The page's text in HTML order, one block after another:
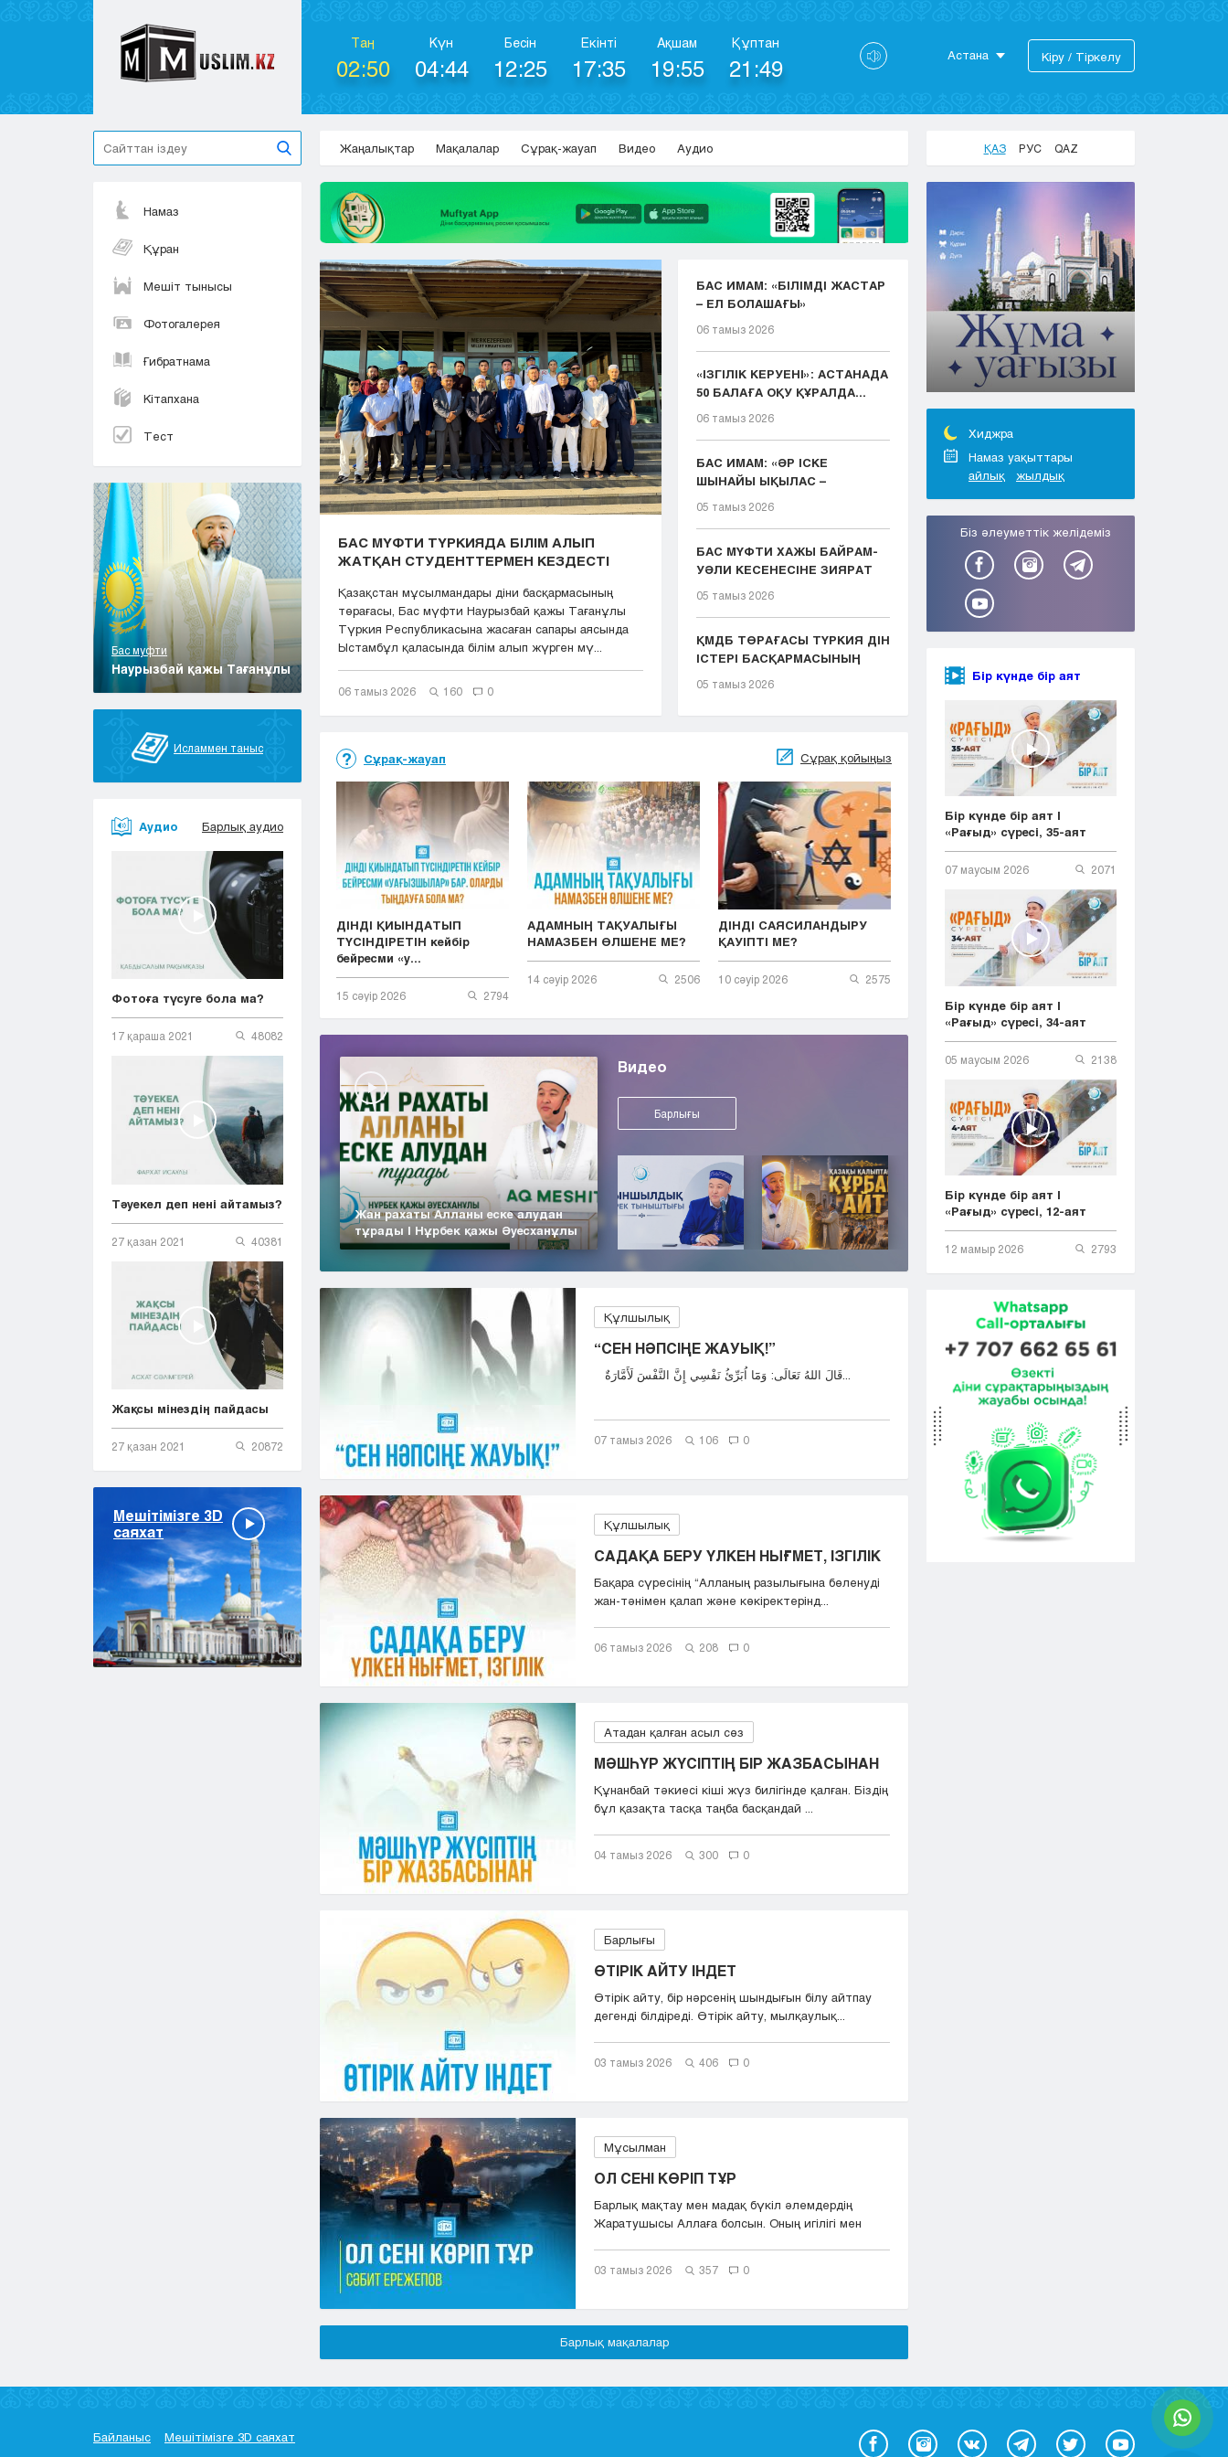
Таң
02:50
Күн
04:44
Бесін
12:25
Екінті
17:35
Ақшам
19:55
Құптан
21:49 Астана
Актобе
Караганда
Кокшетау
Костанай
Кызылорда
Павлодар
Петропавловск
Семей
Талдыкорган
Тараз
Туркестан
Уральск
Усть-Каменогорск
Шымкент
Кіру / Тіркелу
Жаңалықтар Мақалалар Сұрақ-жауап Видео Аудио ҚАЗ РУС QAZ
Намаз
Құран
Мешіт тынысы
Фотогалерея
Ғибратнама
Кітапхана
Тест
Бас муфти
Наурызбай қажы Тағанұлы
Исламмен таныс
Аудио Барлық аудио
Фотоға түсуге бола ма?
17 қараша 2021 48082
Тәуекел деп нені айтамыз?
27 қазан 2021 40381
Жақсы мінездің пайдасы
27 қазан 2021 20872
Мешітімізге 3D
саяхат
БАС МҮФТИ ТҮРКИЯДА БІЛІМ АЛЫП
ЖАТҚАН СТУДЕНТТЕРМЕН КЕЗДЕСТІ
Қазақстан мұсылмандары діни басқармасының
төрағасы, Бас мүфти Наурызбай қажы Тағанұлы
Түркия Республикасына жасаған сапары аясында
Ыстамбұл қаласында білім алып жүрген мү...
06 тамыз 2026 160 0
БАС ИМАМ: «БІЛІМДІ ЖАСТАР
– ЕЛ БОЛАШАҒЫ»
06 тамыз 2026
«ІЗГІЛІК КЕРУЕНІ»: АСТАНАДА
50 БАЛАҒА ОҚУ ҚҰРАЛДА...
06 тамыз 2026
БАС ИМАМ: «ӘР ІСКЕ
ШЫНАЙЫ ЫҚЫЛАС –
ҚЫЗМЕТІМІЗДІҢ ...
05 тамыз 2026
БАС МҮФТИ ХАЖЫ БАЙРАМ-
УӘЛИ КЕСЕНЕСІНЕ ЗИЯРАТ
ЖАСАДЫ
05 тамыз 2026
ҚМДБ ТӨРАҒАСЫ ТҮРКИЯ ДІН
ІСТЕРІ БАСҚАРМАСЫНЫҢ
ТӨР...
05 тамыз 2026
Сұрақ-жауап Сұрақ қойыңыз
ДІНДІ ҚИЫНДАТЫП
ТҮСІНДІРЕТІН кейбір
бейресми «у...
15 сәуір 2026 2794
АДАМНЫҢ ТАҚУАЛЫҒЫ
НАМАЗБЕН ӨЛШЕНЕ МЕ?
14 сәуір 2026 2506
ДІНДІ САЯСИЛАНДЫРУ
ҚАУІПТІ МЕ?
10 сәуір 2026 2575
Жан рахаты Алланы еске алудан
тұрады | Нұрбек қажы Әуесханұлы
Видео
Барлығы
Құлшылық
“СЕН НӘПСІҢЕ ЖАУЫҚ!”
قَالَ اللهُ تَعَالَى: وَمَٓا اُبَرِّئُ نَفْسِي إِنَّ النَّفْسَ لَأَمَّارَةٌ...
07 тамыз 2026 106 0
Құлшылық
САДАҚА БЕРУ ҮЛКЕН НЫҒМЕТ, ІЗГІЛІК
Бақара сүресінің “Aлланың разылығына бөленуді
жан-тәнімен қалап және көкіректерінд...
06 тамыз 2026 208 0
Атадан қалған асыл сөз
МӘШҺҮР ЖҮСІПТІҢ БІР ЖАЗБАСЫНАН
Құнанбай тәкиесі кіші жүз билігінде қалған. Біздің
бұл қазақта тасқа таңба басқандай ...
04 тамыз 2026 300 0
Барлығы
ӨТІРІК АЙТУ ІНДЕТ
Өтірік айту, бір нәрсенің шындығын білу айтпау
дегенді білдіреді. Өтірік айту, мылқаулық...
03 тамыз 2026 406 0
Мұсылман
ОЛ СЕНІ КӨРІП ТҰР
Барлық мақтау мен мадақ бүкіл әлемдердің
Жаратушысы Аллаға болсын. Оның игілігі мен
03 тамыз 2026 357 0
Барлық мақалалар
Хиджра
Намаз уақыттары
айлық
жылдық
Біз әлеуметтік желідеміз
Бір күнде бір аят
Бір күнде бір аят |
«Рағыд» сүресі, 35-аят
07 маусым 2026 2071
Бір күнде бір аят |
«Рағыд» сүресі, 34-аят
05 маусым 2026 2138
Бір күнде бір аят |
«Рағыд» сүресі, 12-аят
12 мамыр 2026 2793
Байланыс Мешітімізге 3D саяхат